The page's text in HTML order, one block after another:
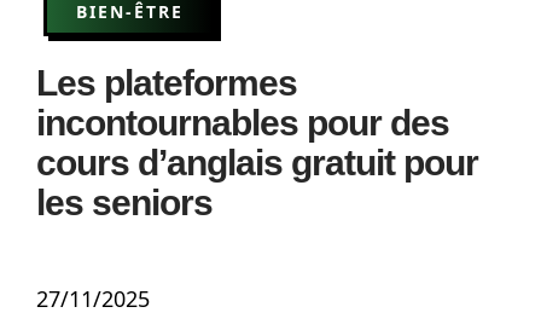
BIEN-ÊTRE
Les plateformes
incontournables pour des
cours d’anglais gratuit pour
les seniors
27/11/2025